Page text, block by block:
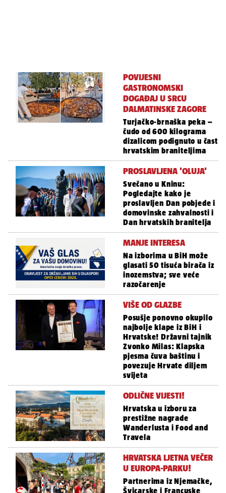
POVIJESNI
GASTRONOMSKI
DOGAĐAJ U SRCU
DALMATINSKE ZAGORE
Turjačko-brnaška peka –
čudo od 600 kilograma
dizalicom podignuto u čast
hrvatskim braniteljima
PROSLAVLJENA 'OLUJA'
Svečano u Kninu:
Pogledajte kako je
proslavljen Dan pobjede i
domovinske zahvalnosti i
Dan hrvatskih branitelja
MANJE INTERESA
Na izborima u BiH može
glasati 50 tisuća birača iz
inozemstva; sve veće
razočarenje
VIŠE OD GLAZBE
Posušje ponovno okupilo
najbolje klape iz BiH i
Hrvatske! Državni tajnik
Zvonko Milas: Klapska
pjesma čuva baštinu i
povezuje Hrvate diljem
svijeta
ODLIČNE VIJESTI!
Hrvatska u izboru za
prestižne nagrade
Wanderlusta i Food and
Travela
HRVATSKA LJETNA VEČER
U EUROPA-PARKU!
Partnerima iz Njemačke,
Švicarske i Francuske